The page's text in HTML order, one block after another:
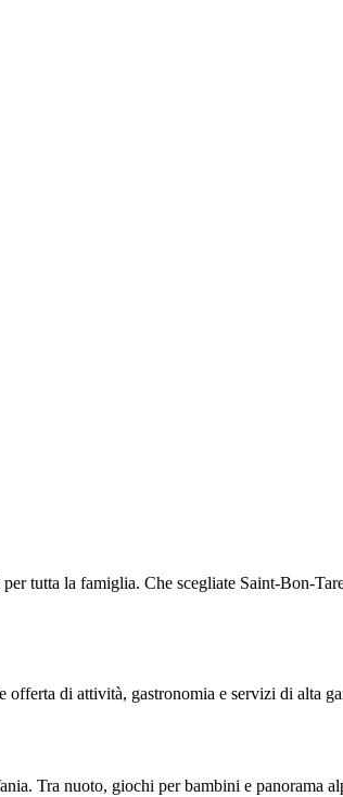
tutta la famiglia. Che scegliate Saint-Bon-
di attività, gastronomia e servizi di alta
Tra nuoto, giochi per bambini e panorama